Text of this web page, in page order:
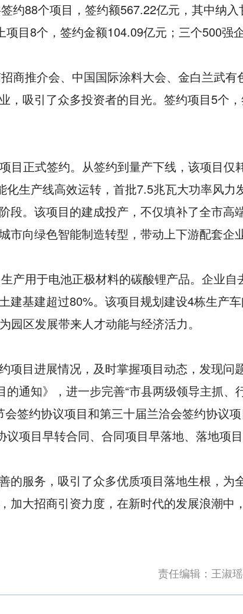
约88个项目，签约额567.22亿元，其中纳入
目8个，签约金额104.09亿元；三个500强
商推介会、中国国际涂料大会、金白兰武有
，吸引了众多投资者的目光。签约项目5个
目正式签约。从签约到量产下线，该项目仅
生产线高效运转，首批7.5兆瓦大功率风力
段。该项目的建成投产，不仅填补了全市高
市向绿色智能制造转型，带动上下游配套企
产用于电池正极材料的碳酸锂产品。企业自
建基建超过80%。该项目规划建设4栋生产
区发展带来人才动能与经济活力。
项目进展情况，及时掌握项目动态，发现问
通知》，进一步完善“市县两级领导主抓、
签约协议项目和第三十届兰洽会签约协议
项目早转合同、合同项目早落地、落地项
的服务，吸引了众多优质项目落地生根，为
加大招商引资力度，在新时代的发展浪潮中
责任编辑：王淑瑶